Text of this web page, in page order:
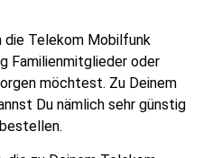
die Telekom Mobilfunk
Familienmitglieder oder
möchtest. Zu Deinem
Du nämlich sehr günstig